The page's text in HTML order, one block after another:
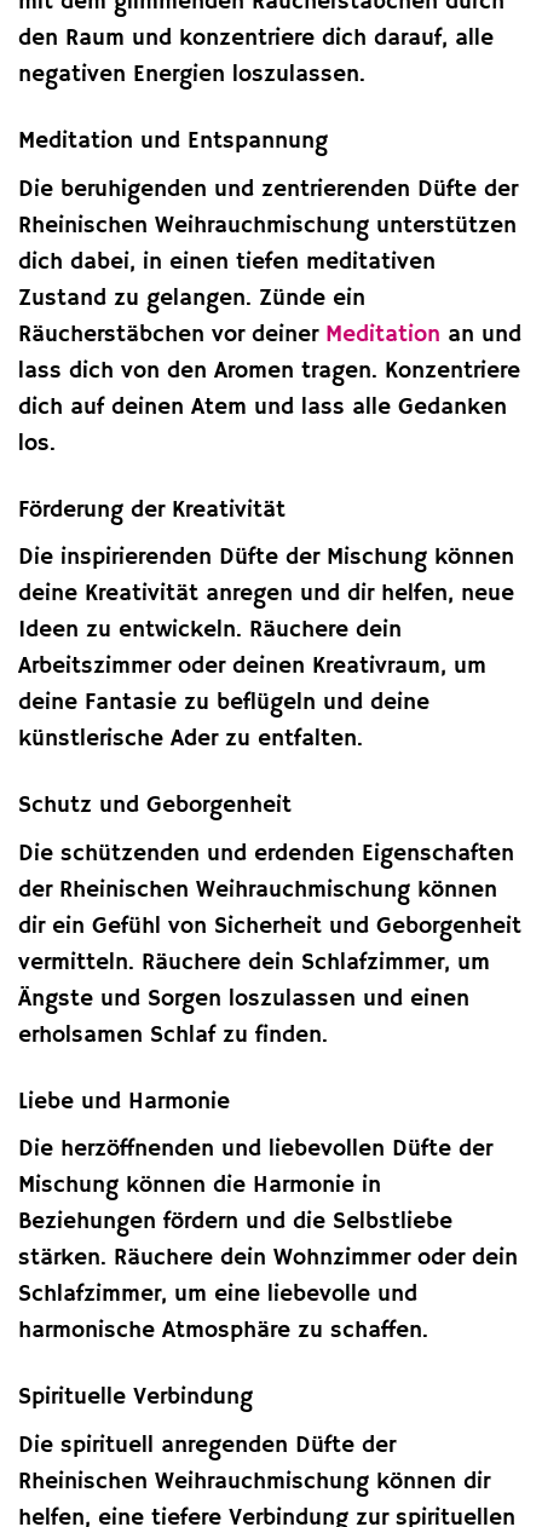
den Raum und konzentriere dich darauf, alle
negativen Energien loszulassen.
Meditation und Entspannung
Die beruhigenden und zentrierenden Düfte der
Rheinischen Weihrauchmischung unterstützen
dich dabei, in einen tiefen meditativen
Zustand zu gelangen. Zünde ein
Räucherstäbchen vor deiner Meditation an und
lass dich von den Aromen tragen. Konzentriere
dich auf deinen Atem und lass alle Gedanken
los.
Förderung der Kreativität
Die inspirierenden Düfte der Mischung können
deine Kreativität anregen und dir helfen, neue
Ideen zu entwickeln. Räuchere dein
Arbeitszimmer oder deinen Kreativraum, um
deine Fantasie zu beflügeln und deine
künstlerische Ader zu entfalten.
Schutz und Geborgenheit
Die schützenden und erdenden Eigenschaften
der Rheinischen Weihrauchmischung können
dir ein Gefühl von Sicherheit und Geborgenheit
vermitteln. Räuchere dein Schlafzimmer, um
Ängste und Sorgen loszulassen und einen
erholsamen Schlaf zu finden.
Liebe und Harmonie
Die herzöffnenden und liebevollen Düfte der
Mischung können die Harmonie in
Beziehungen fördern und die Selbstliebe
stärken. Räuchere dein Wohnzimmer oder dein
Schlafzimmer, um eine liebevolle und
harmonische Atmosphäre zu schaffen.
Spirituelle Verbindung
Die spirituell anregenden Düfte der
Rheinischen Weihrauchmischung können dir
helfen, eine tiefere Verbindung zur spirituellen